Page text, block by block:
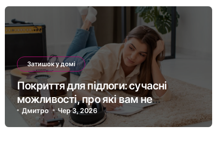
Затишок у домі
Покриття для підлоги: сучасні
можливості, про які вам не
розкажуть будівельники
Дмитро Чер 3, 2026